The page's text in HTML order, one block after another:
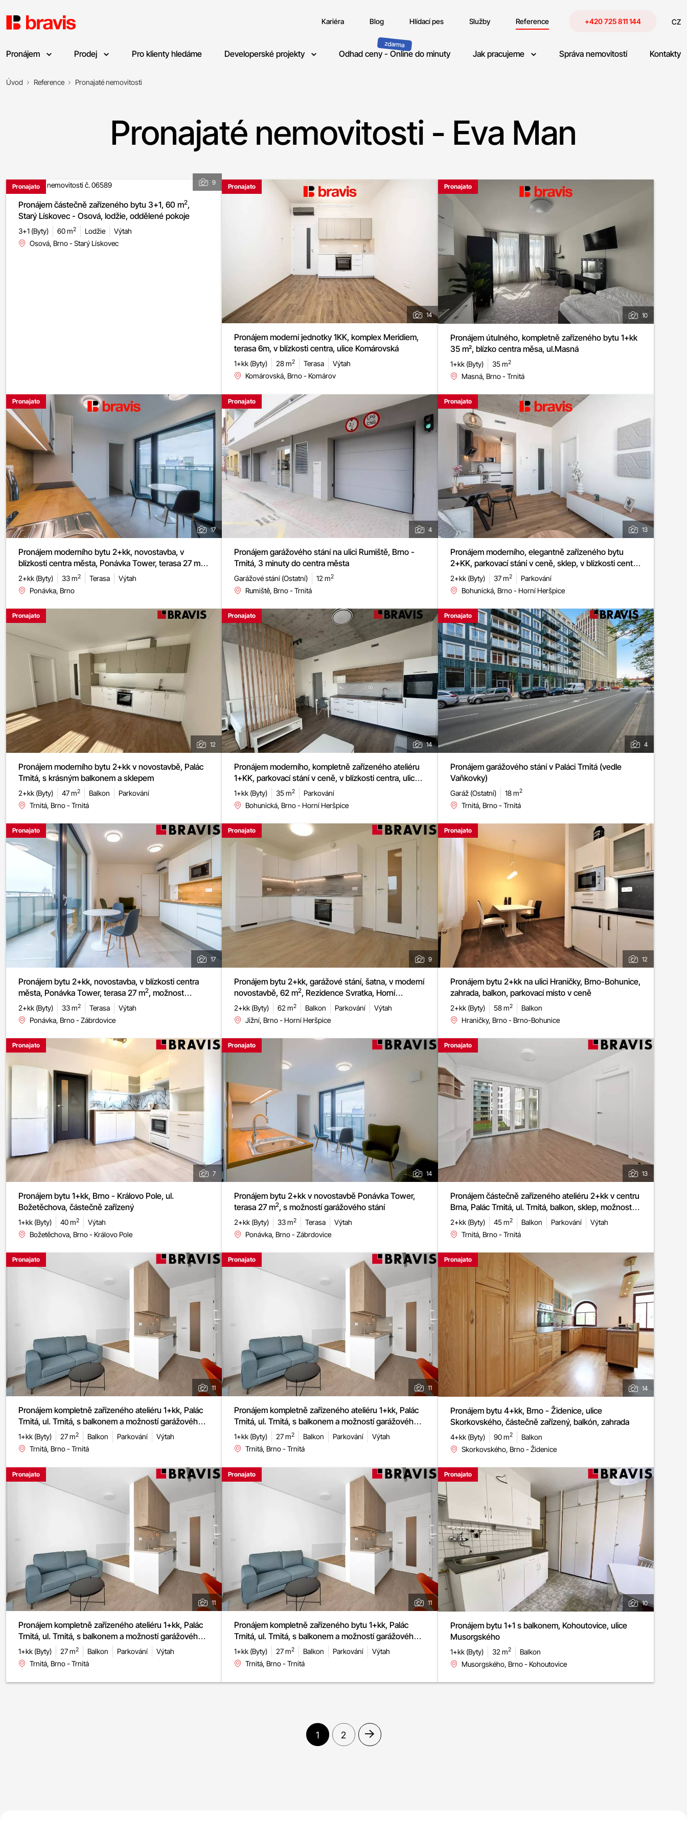
Kariéra Blog Hlídací pes Služby Reference +420 725 811 144 CZ
Pronájem Prodej Pro klienty hledáme Developerské projekty Odhad ceny - Online do minuty Jak pracujeme Správa nemovitostí Kontakty
Úvod Reference Pronajaté nemovitosti
Pronajaté nemovitosti - Eva Man
Pronajato
9
Pronájem částečně zařízeného bytu 3+1, 60 m2,
Starý Lískovec - Osová, lodžie, oddělené pokoje
3+1 (Byty) 60 m2 Lodžie
Výtah
Osová, Brno - Starý Lískovec
Pronajato
14
Pronájem moderní jednotky 1KK, komplex Meridiem,
terasa 6m, v blízkosti centra, ulice Komárovská
1+kk (Byty) 28 m2 Terasa
Výtah
Komárovská, Brno - Komárov
Pronajato
10
Pronájem útulného, kompletně zařízeného bytu 1+kk
35 m², blízko centra měsa, ul.Masná
1+kk (Byty) 35 m2
Masná, Brno - Trnitá
Pronajato
17
Pronájem moderního bytu 2+kk, novostavba, v
blízkosti centra města, Ponávka Tower, terasa 27 m ,
možnost garážového stání
2+kk (Byty) 33 m2 Terasa
Výtah
Ponávka, Brno
Pronajato
4
Pronájem garážového stání na ulici Rumiště, Brno -
Trnitá, 3 minuty do centra města
Garážové stání (Ostatní) 12 m2
Rumiště, Brno - Trnitá
Pronajato
13
Pronájem moderního, elegantně zařízeného bytu
2+KK, parkovací stání v ceně, sklep, v blízkosti centra,
ulice Bohunická, ABT park
2+kk (Byty) 37 m2
Parkování
Bohunická, Brno - Horní Heršpice
Pronajato
12
Pronájem moderního bytu 2+kk v novostavbě, Palác
Trnitá, s krásným balkonem a sklepem
2+kk (Byty) 47 m2 Balkon
Parkování
Trnitá, Brno - Trnitá
Pronajato
14
Pronájem moderního, kompletně zařízeného ateliéru
1+KK, parkovací stání v ceně, v blízkosti centra, ulice
Bohunická, ABT park
1+kk (Byty) 35 m2
Parkování
Bohunická, Brno - Horní Heršpice
Pronajato
4
Pronájem garážového stání v Paláci Trnitá (vedle
Vaňkovky)
Garáž (Ostatní) 18 m2
Trnitá, Brno - Trnitá
Pronajato
17
Pronájem bytu 2+kk, novostavba, v blízkosti centra
města, Ponávka Tower, terasa 27 m2, možnost
garážového stání
2+kk (Byty) 33 m2 Terasa
Výtah
Ponávka, Brno - Zábrdovice
Pronajato
9
Pronájem bytu 2+kk, garážové stání, šatna, v moderní
novostavbě, 62 m2, Rezidence Svratka, Horní
Heršpice
2+kk (Byty) 62 m2 Balkon Parkování
Výtah
Jižní, Brno - Horní Heršpice
Pronajato
12
Pronájem bytu 2+kk na ulici Hraničky, Brno-Bohunice,
zahrada, balkon, parkovací místo v ceně
2+kk (Byty) 58 m2
Balkon
Hraničky, Brno - Brno-Bohunice
Pronajato
7
Pronájem bytu 1+kk, Brno - Královo Pole, ul.
Božetěchova, částečně zařízený
1+kk (Byty) 40 m2
Výtah
Božetěchova, Brno - Královo Pole
Pronajato
14
Pronájem bytu 2+kk v novostavbě Ponávka Tower,
terasa 27 m2, s možností garážového stání
2+kk (Byty) 33 m2 Terasa
Výtah
Ponávka, Brno - Zábrdovice
Pronajato
13
Pronájem částečně zařízeného ateliéru 2+kk v centru
Brna, Palác Trnitá, ul. Trnitá, balkon, sklep, možnost
garážového stání
2+kk (Byty) 45 m2 Balkon Parkování
Výtah
Trnitá, Brno - Trnitá
Pronajato
11
Pronájem kompletně zařízeného ateliéru 1+kk, Palác
Trnitá, ul. Trnitá, s balkonem a možností garážového
stání
1+kk (Byty) 27 m2 Balkon Parkování
Výtah
Trnitá, Brno - Trnitá
Pronajato
11
Pronájem kompletně zařízeného ateliéru 1+kk, Palác
Trnitá, ul. Trnitá, s balkonem a možností garážového
stání
1+kk (Byty) 27 m2 Balkon Parkování
Výtah
Trnitá, Brno - Trnitá
Pronajato
14
Pronájem bytu 4+kk, Brno - Židenice, ulice
Skorkovského, částečně zařízený, balkón, zahrada
4+kk (Byty) 90 m2
Balkon
Skorkovského, Brno - Židenice
Pronajato
11
Pronájem kompletně zařízeného ateliéru 1+kk, Palác
Trnitá, ul. Trnitá, s balkonem a možností garážového
stání
1+kk (Byty) 27 m2 Balkon Parkování
Výtah
Trnitá, Brno - Trnitá
Pronajato
11
Pronájem kompletně zařízeného bytu 1+kk, Palác
Trnitá, ul. Trnitá, s balkonem a možností garážového
stání
1+kk (Byty) 27 m2 Balkon Parkování
Výtah
Trnitá, Brno - Trnitá
Pronajato
10
Pronájem bytu 1+1 s balkonem, Kohoutovice, ulice
Musorgského
1+kk (Byty) 32 m2
Balkon
Musorgského, Brno - Kohoutovice
1 2